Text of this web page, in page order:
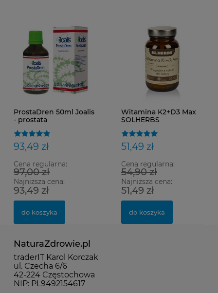
ProstaDren 50ml Joalis
- prostata
93,49 zł
Cena regularna:
97,00 zł
Najniższa cena:
93,49 zł
do koszyka
Witamina K2+D3 Max
SOLHERBS
51,49 zł
Cena regularna:
54,90 zł
Najniższa cena:
51,49 zł
do koszyka
NaturaZdrowie.pl
traderIT Karol Korczak
ul. Czecha 6/6
42-224 Częstochowa
NIP: PL9492154617